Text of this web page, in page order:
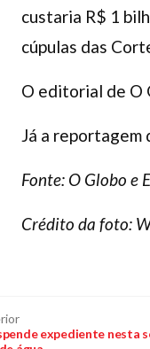
custaria R$ 1
cúpulas das
O editorial de O
Já a reportagem
Fonte: O Globo e
Crédito da foto:
Post
anterior:expediente nesta